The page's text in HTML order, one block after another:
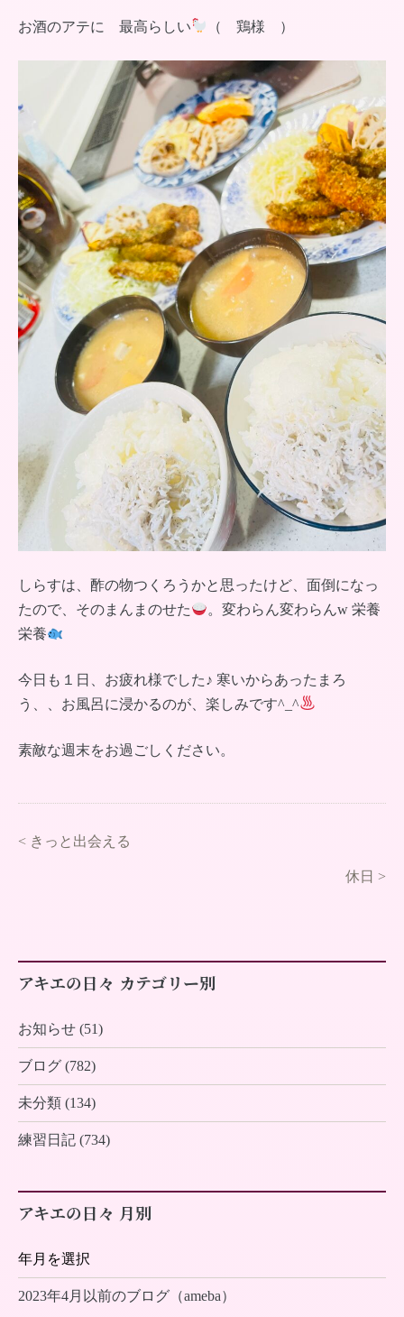
お酒のアテに 最高らしい （ 鶏様 ）
しらすは、酢の物つくろうかと思ったけど、面倒になっ
たので、そのまんまのせた
。変わらん変わらんw 栄養
栄養
今日も１日、お疲れ様でした♪ 寒いからあったまろ
う、、お風呂に浸かるのが、楽しみです^_^
素敵な週末をお過ごしください。
< きっと出会える
休日 >
アキエの日々 カテゴリー別
お知らせ (51)
ブログ (782)
未分類 (134)
練習日記 (734)
アキエの日々 月別
2023年4月以前のブログ（ameba）